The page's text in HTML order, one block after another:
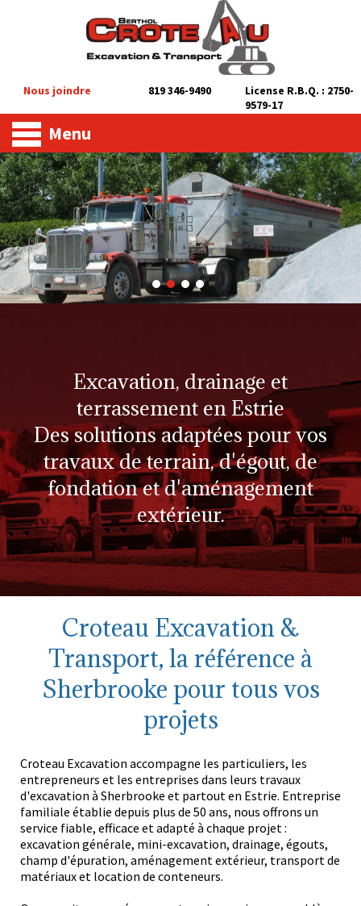
Nous joindre 819 346-9490
License R.B.Q. : 2750-
9579-17
Menu
Excavation, drainage et
terrassement en Estrie
Des solutions adaptées pour vos
travaux de terrain, d'égout, de
fondation et d'aménagement
extérieur.
Croteau Excavation &
Transport, la référence à
Sherbrooke pour tous vos
projets
Croteau Excavation accompagne les particuliers, les
entrepreneurs et les entreprises dans leurs travaux
d'excavation à Sherbrooke et partout en Estrie. Entreprise
familiale établie depuis plus de 50 ans, nous offrons un
service fiable, efficace et adapté à chaque projet :
excavation générale, mini-excavation, drainage, égouts,
champ d'épuration, aménagement extérieur, transport de
matériaux et location de conteneurs.